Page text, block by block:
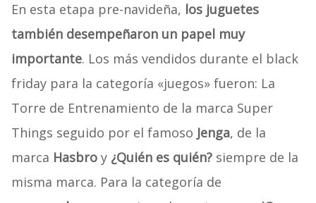
En esta etapa pre-navideña, los juguetes
también desempeñaron un papel muy
importante. Los más vendidos durante el black
friday para la categoría «juegos» fueron: La
Torre de Entrenamiento de la marca Super
Things seguido por el famoso Jenga, de la
marca Hasbro y ¿Quién es quién?siempre de la
misma marca. Para la categoría de